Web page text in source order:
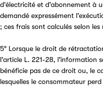
d'électricité et d'abonnement à
demandé expressément
; ces frais sont calculés selon
5° Lorsque le droit de
l'article L. 221-28, l'information
bénéficie pas de ce droit ou, le
lesquelles le consommateur